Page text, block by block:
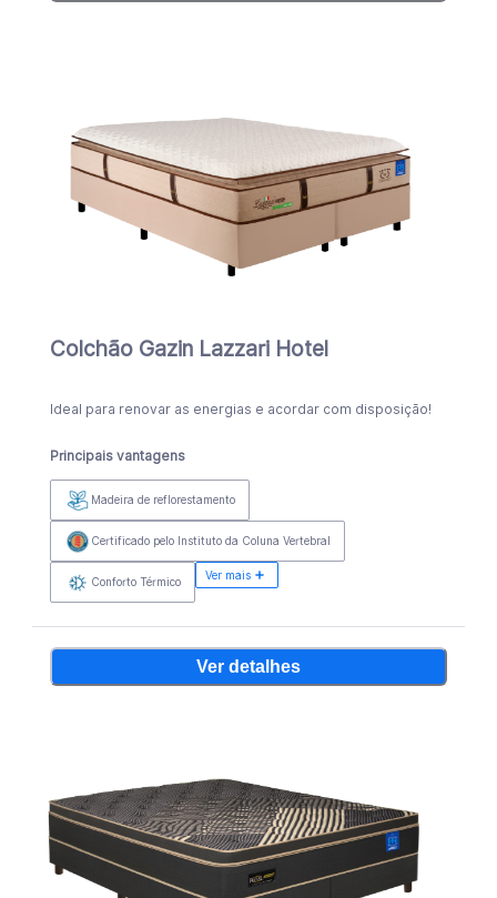
Colchão Gazin Lazzari Hotel
Ideal para renovar as energias e acordar com disposição!
Principais vantagens
Madeira de reflorestamento
Certificado pelo Instituto da Coluna Vertebral
Conforto Térmico
Ver mais
Ver detalhes